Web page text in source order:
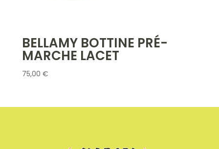
BELLAMY BOTTINE PRÉ-
MARCHE LACET
75,00 €